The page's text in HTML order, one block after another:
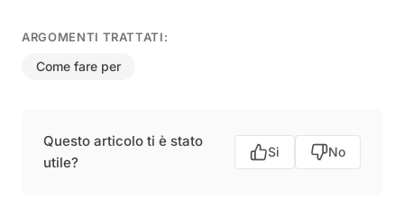
ARGOMENTI TRATTATI:
Come fare per
Questo articolo ti è stato
utile?
Si No